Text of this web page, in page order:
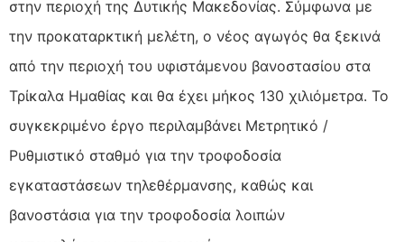
στην περιοχή της Δυτικής Μακεδονίας. Σύμφωνα με
την προκαταρκτική μελέτη, ο νέος αγωγός θα ξεκινά
από την περιοχή του υφιστάμενου βανοστασίου στα
Τρίκαλα Ημαθίας και θα έχει μήκος 130 χιλιόμετρα. Το
συγκεκριμένο έργο περιλαμβάνει Μετρητικό /
Ρυθμιστικό σταθμό για την τροφοδοσία
εγκαταστάσεων τηλεθέρμανσης, καθώς και
βανοστάσια για την τροφοδοσία λοιπών